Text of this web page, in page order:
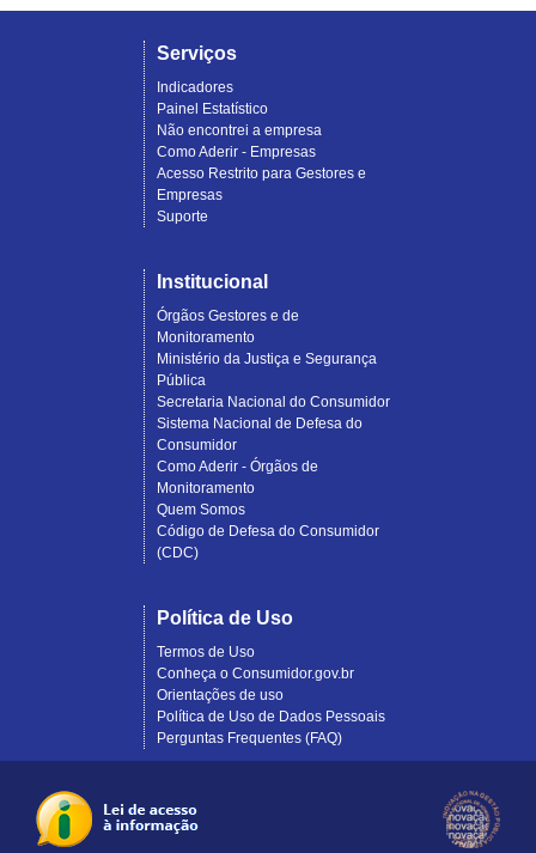
Serviços
Indicadores
Painel Estatístico
Não encontrei a empresa
Como Aderir - Empresas
Acesso Restrito para Gestores e
Empresas
Suporte
Institucional
Órgãos Gestores e de
Monitoramento
Ministério da Justiça e Segurança
Pública
Secretaria Nacional do Consumidor
Sistema Nacional de Defesa do
Consumidor
Como Aderir - Órgãos de
Monitoramento
Quem Somos
Código de Defesa do Consumidor
(CDC)
Política de Uso
Termos de Uso
Conheça o Consumidor.gov.br
Orientações de uso
Política de Uso de Dados Pessoais
Perguntas Frequentes (FAQ)